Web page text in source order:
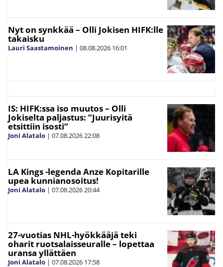
Nyt on synkkää – Olli Jokisen HIFK:lle
takaisku
Lauri Saastamoinen | 08.08.2026 16:01
IS: HIFK:ssa iso muutos – Olli
Jokiselta paljastus: ”Juurisyitä
etsittiin isosti”
Joni Alatalo | 07.08.202622:08
LA Kings -legenda Anze Kopitarille
upea kunnianosoitus!
Joni Alatalo | 07.08.202620:44
27-vuotias NHL-hyökkääjä teki
oharit ruotsalaisseuralle – lopettaa
uransa yllättäen
Joni Alatalo | 07.08.2026 17:58